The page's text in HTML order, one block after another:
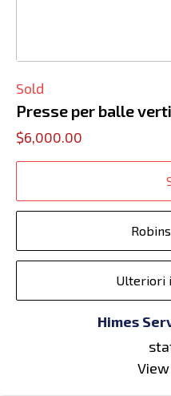
Sold
Presse per balle
$6,000.00
Ulteriori
Himes